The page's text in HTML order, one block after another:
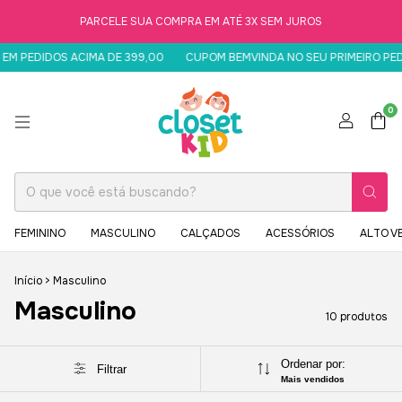
PARCELE SUA COMPRA EM ATÉ 3X SEM JUROS
PEDIDOS ACIMA DE 399,00 CUPOM BEMVINDA NO SEU PRIMEIRO PEDIDO
0
FEMININO MASCULINO CALÇADOS ACESSÓRIOS ALTO
Início > Masculino
Masculino 10 produtos
Filtrar Ordenar por:
Mais vendidos